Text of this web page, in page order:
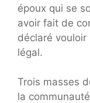
époux qui se
avoir fait de
déclaré
légal.
Trois masses
la